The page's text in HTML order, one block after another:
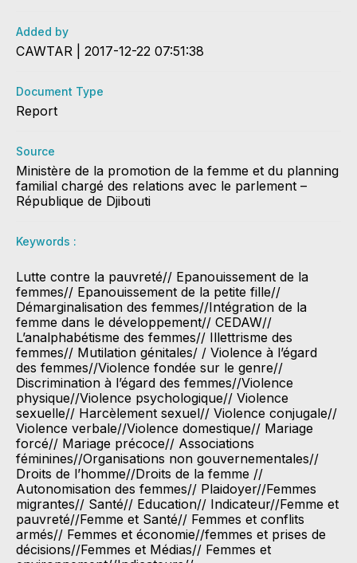
Added by
CAWTAR | 2017-12-22 07:51:38
Document Type
Report
Source
Ministère de la promotion de la femme et du planning
familial chargé des relations avec le parlement –
République de Djibouti
Keywords :
Lutte contre la pauvreté// Epanouissement de la
femmes// Epanouissement de la petite fille//
Démarginalisation des femmes//Intégration de la
femme dans le développement// CEDAW//
L’analphabétisme des femmes// Illettrisme des
femmes// Mutilation génitales/ / Violence à l’égard
des femmes//Violence fondée sur le genre//
Discrimination à l’égard des femmes//Violence
physique//Violence psychologique// Violence
sexuelle// Harcèlement sexuel// Violence conjugale//
Violence verbale//Violence domestique// Mariage
forcé// Mariage précoce// Associations
féminines//Organisations non gouvernementales//
Droits de l’homme//Droits de la femme //
Autonomisation des femmes// Plaidoyer//Femmes
migrantes// Santé// Education// Indicateur//Femme et
pauvreté//Femme et Santé// Femmes et conflits
armés// Femmes et économie//femmes et prises de
décisions//Femmes et Médias// Femmes et